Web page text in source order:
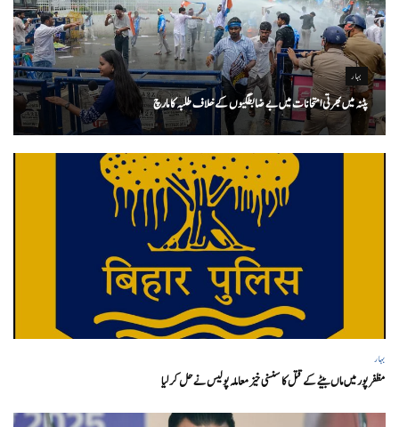
بہار
پٹنہ میں بھرتی امتحانات میں بے ضابطگیوں کے خلاف طلبہ کا مارچ
بہار
مظفر پور میں ماں بیٹے کے قتل کا سنسنی خیز معاملہ پولیس نے حل کر لیا